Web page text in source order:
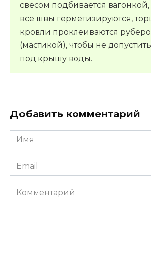
свесом подбивается
все швы герметизируются,
кровли проклеиваются
(мастикой), чтобы не
под крышу воды.
Добавить комментарий
Имя
Email
Комментарий